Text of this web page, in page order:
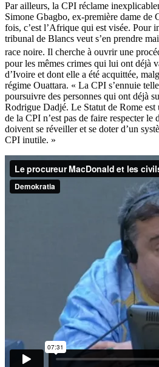
Par ailleurs, la CPI réclame
Simone Gbagbo, ex-première dame de
fois, c’est l’Afrique qui est visée. Pour
tribunal de Blancs veut s’en prendre
race noire. Il cherche à ouvrir une
pour les mêmes crimes qui lui ont déjà
d’Ivoire et dont elle a été acquittée,
régime Ouattara. « La CPI s’ennuie
poursuivre des personnes qui ont déjà
Rodrigue Dadjé. Le Statut de Rome
de la CPI n’est pas de faire respecter
doivent se réveiller et se doter d’un
CPI inutile. »